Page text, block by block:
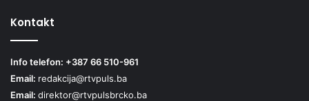
Kontakt
Info telefon: +387 66 510-961
Email: redakcija@rtvpuls.ba
Email: direktor@rtvpulsbrcko.ba